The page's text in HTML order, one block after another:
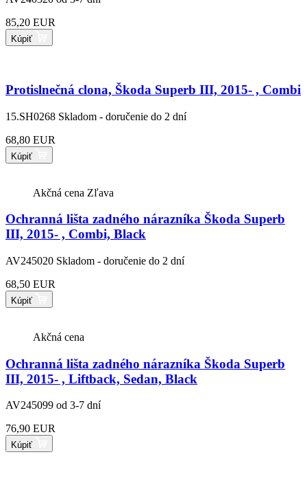
85,20 EUR
Kúpiť
Protislnečná clona, Škoda Superb III, 2015- , Combi
15.SH0268 Skladom - doručenie do 2 dní
68,80 EUR
Kúpiť
Akčná cena Zľava
Ochranná lišta zadného nárazníka Škoda Superb
III, 2015- , Combi, Black
AV245020 Skladom - doručenie do 2 dní
68,50 EUR
Kúpiť
Akčná cena
Ochranná lišta zadného nárazníka Škoda Superb
III, 2015- , Liftback, Sedan, Black
AV245099 od 3-7 dní
76,90 EUR
Kúpiť